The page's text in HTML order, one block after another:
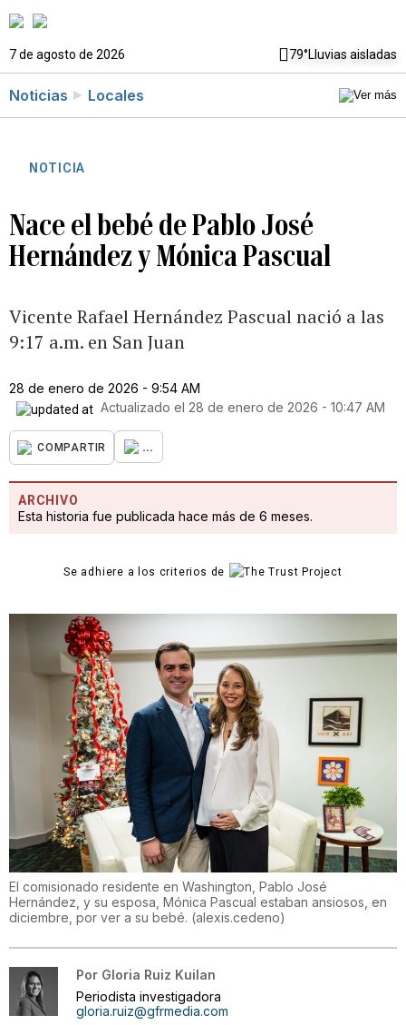
7 de agosto de 2026 79°Lluvias aisladas
Noticias Locales
NOTICIA
Nace el bebé de Pablo José
Hernández y Mónica Pascual
Vicente Rafael Hernández Pascual nació a las
9:17 a.m. en San Juan
28 de enero de 2026 - 9:54 AM
Actualizado el 28 de enero de 2026 - 10:47 AM
COMPARTIR ...
ARCHIVO
Esta historia fue publicada hace más de 6 meses.
Se adhiere a los criterios de
El comisionado residente en Washington, Pablo José
Hernández, y su esposa, Mónica Pascual estaban ansiosos, en
diciembre, por ver a su bebé. (alexis.cedeno)
Por Gloria Ruiz Kuilan
Periodista investigadora
gloria.ruiz@gfrmedia.com